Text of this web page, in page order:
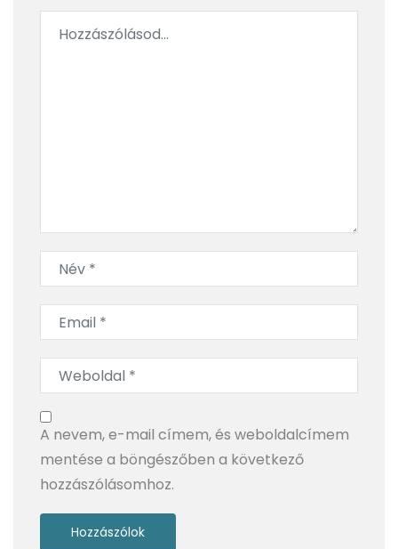
Altötting, a bajor zarándokhely, nem csak
Visszatérés karácsonykor
A nevem, e-mail címem, és weboldalcímem
mentése a böngészőben a következő
hozzászólásomhoz.